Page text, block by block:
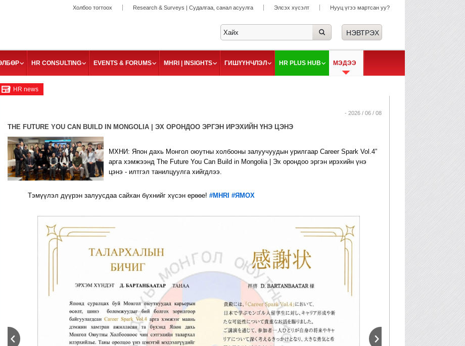
Холбоо тогтоох Research & Surveys | Судалгаа, санал асуулга Элсэх хүсэлт Нууц үгээ мартсан уу?
HR CONSULTING EVENTS & FORUMS MHRI | INSIGHTS ГИШҮҮНЧЛЭЛ HR PLUS HUB МЭДЭЭ
HR news
- 2026 / 06 / 08
THE FUTURE YOU CAN BUILD IN MONGOLIA | ЭХ ОРОНДОО ЭРГЭН ИРЭХИЙН ҮНЭ ЦЭНЭ
МХНИ: Япон дахь Монгол оюутны холбооны залуучуудын урилгаар Career Spark Vol.4”
арга хэмжээнд The Future You Can Build in Mongolia | Эх орондоо эргэн ирэхийн үнэ
цэнэ - илтгэл танилцуулга хийгдлээ.
Тэмүүлэл дүүрэн залуусдаа сайхан бүхнийг хүсэн ерөөе! #MHRI #ЯМОХ